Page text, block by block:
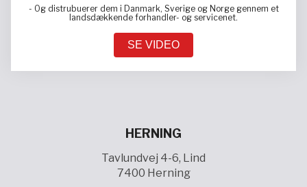
- Og distrubuerer dem i Danmark, Sverige og Norge gennem et
landsdækkende forhandler- og servicenet.
SE VIDEO
HERNING
Tavlundvej 4-6, Lind
7400 Herning